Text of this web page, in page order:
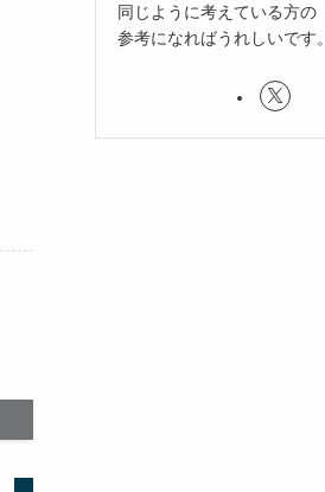
同じように考えている方の
参考になればうれしいです。